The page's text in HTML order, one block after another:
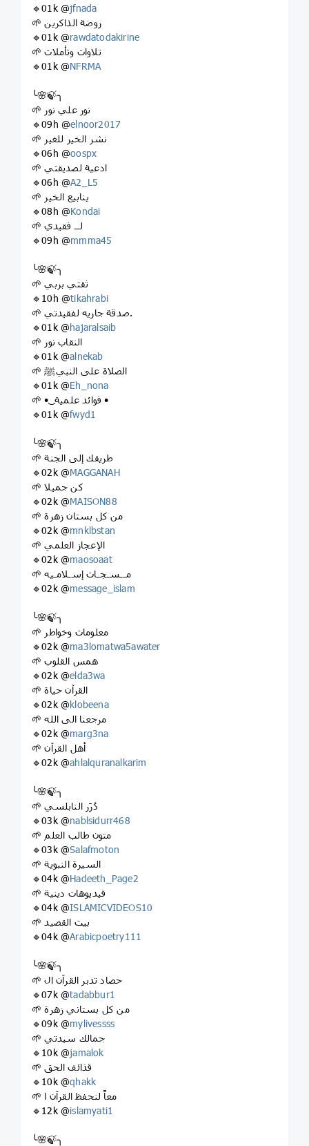
🔹01k @jfnada
🌱 روضة الذاكرين
🔹01k @rawdatodakirine
🌱 تلاوات وتأملات
🔹01k @NFRMA
╰🌸🍃╮
🌱 نور علي نور
🔹09h @elnoor2017
🌱 نشر الخير للغير
🔹06h @oospx
🌱 ادعية لصديقتي
🔹06h @A2_L5
🌱 ينابيع الخير
🔹08h @Kondai
🌱 لــ فقيدي
🔹09h @mmma45
╰🌸🍃╮
🌱 ثقتي بربي
🔹10h @tikahrabi
🌱 صدقة جاريه لفقيدتي.
🔹01k @hajaralsaib
🌱 النقاب نور
🔹01k @alnekab
🌱 الصلاة على النبيﷺ
🔹01k @Eh_nona
🌱 • ͜ فوائد علمية •
🔹01k @fwyd1
╰🌸🍃╮
🌱 طريقك إلى الجنة
🔹02k @MAGGANAH
🌱 كن جميلا
🔹02k @MAISON88
🌱 من كل بستان زهرة
🔹02k @mnklbstan
🌱 الإعجاز العلمي
🔹02k @maosoaat
🌱 مــسـجـات إسـلامـيه
🔹02k @message_islam
╰🌸🍃╮
🌱 معلومات وخواطر
🔹02k @ma3lomatwa5awater
🌱 همس القلوب
🔹02k @elda3wa
🌱 القرآن حياة
🔹02k @klobeena
🌱 مرجعنا الى الله
🔹02k @marg3na
🌱 أهل القرآن
🔹02k @ahlalquranalkarim
╰🌸🍃╮
🌱 دُرَر النابلسي
🔹03k @nablsidurr468
🌱 متون طالب العلم
🔹03k @Salafmoton
🌱 السيرة النبوية
🔹04k @Hadeeth_Page2
🌱 فيديوهات دينية
🔹04k @ISLAMICVIDEOS10
🌱 بيت القصيد
🔹04k @Arabicpoetry111
╰🌸🍃╮
🌱 حصاد تدبر القرآن ال
🔹07k @tadabbur1
🌱 من كل بستاني زهرة
🔹09k @mylivessss
🌱 جمالك سيدتي
🔹10k @jamalok
🌱 قذائف الحق
🔹10k @qhakk
🌱 معاً لنحفظ القرآن ا
🔹12k @islamyati1
╰🌸🍃╮